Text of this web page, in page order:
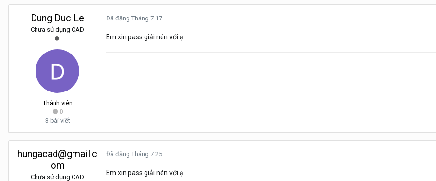
Dung Duc Le
Chưa sử dụng CAD
Thành viên
0
3 bài viết
Đã đăng Tháng 7 17
Em xin pass giải nén với ạ
hungacad@gmail.c
om
Chưa sử dụng CAD
Đã đăng Tháng 7 25
Em xin pass giải nén với ạ